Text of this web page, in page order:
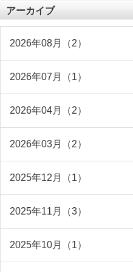
アーカイブ
2026年08月（2）
2026年07月（1）
2026年04月（2）
2026年03月（2）
2025年12月（1）
2025年11月（3）
2025年10月（1）